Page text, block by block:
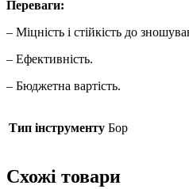
Переваги:
– Міцність і стійкість до
– Ефективність.
– Бюджетна вартість.
Тип інструменту Бор
Схожі товари